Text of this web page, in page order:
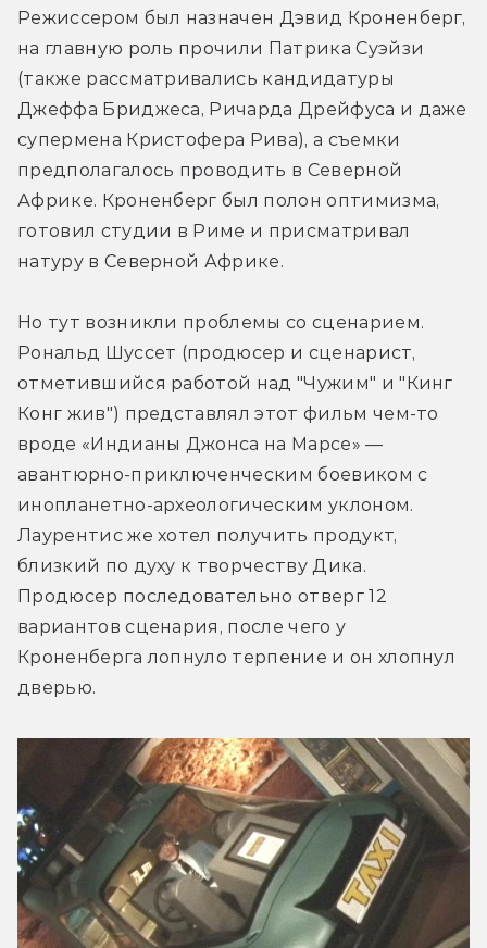
Режиссером был назначен Дэвид Кроненберг,
на главную роль прочили Патрика Суэйзи
(также рассматривались кандидатуры
Джеффа Бриджеса, Ричарда Дрейфуса и даже
супермена Кристофера Рива), а съемки
предполагалось проводить в Северной
Африке. Кроненберг был полон оптимизма,
готовил студии в Риме и присматривал
натуру в Северной Африке.
Но тут возникли проблемы со сценарием.
Рональд Шуссет (продюсер и сценарист,
отметившийся работой над "Чужим" и "Кинг
Конг жив") представлял этот фильм чем-то
вроде «Индианы Джонса на Марсе» —
авантюрно-приключенческим боевиком с
инопланетно-археологическим уклоном.
Лаурентис же хотел получить продукт,
близкий по духу к творчеству Дика.
Продюсер последовательно отверг 12
вариантов сценария, после чего у
Кроненберга лопнуло терпение и он хлопнул
дверью.